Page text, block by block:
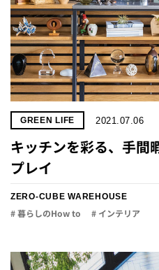
GREEN LIFE 2021.07.06
キッチンを彩る、手間
プレイ
ZERO-CUBE WAREHOUSE
# 暮らしのHow to # インテリア